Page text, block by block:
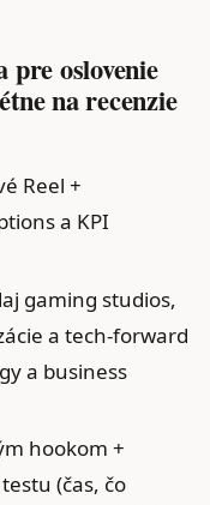
oslovenie
na recenzie
Reel +
a KPI
gaming studios,
a tech‑forward
a business
hookom +
(čas, čo